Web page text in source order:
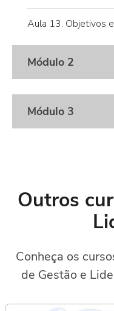
Aula 13. Objetivos
Módulo 2
Módulo 3
Outros
Conheça os
de Gestão e